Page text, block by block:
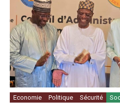
Economie Politique Sécurité